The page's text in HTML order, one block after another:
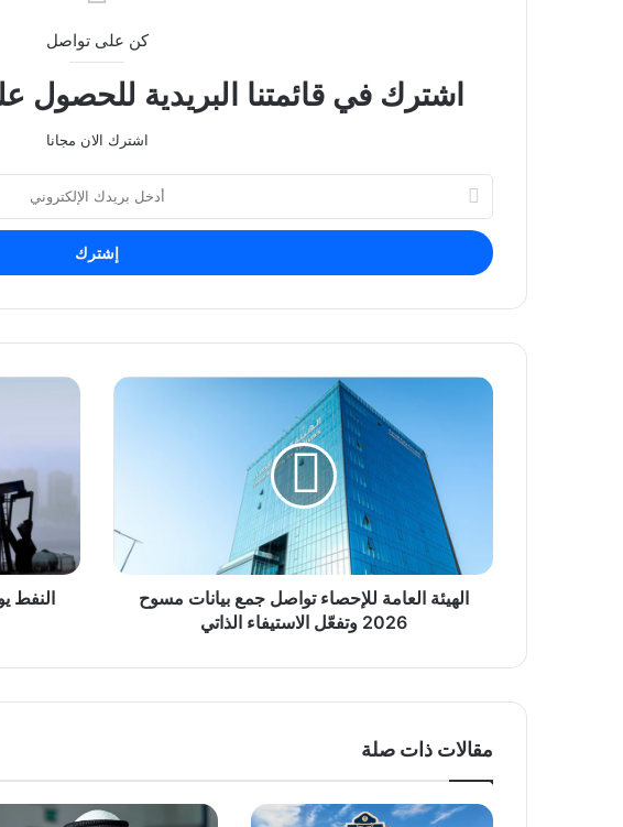
كن على تواصل
اشترك في قائمتنا البريدية للحصول
اشترك الان مجانا
أدخل
بريدك
الإلكتروني
الهيئة
وتفعّل
الاستيفاء
الهيئة العامة للإحصاء تواصل جمع بيانات مسوح
2026 وتفعّل الاستيفاء الذاتي
النفط
الثالث
في
الأسواق
العالميةالنفط
مقالات ذات صلة